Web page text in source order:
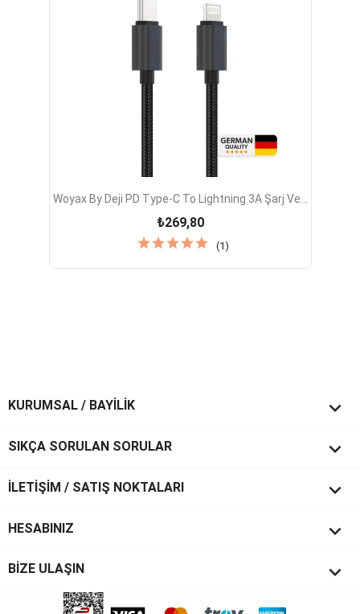
Woyax By Deji PD Type-C To Lightning 3A Şarj Ve...
₺269,80
(1)
KURUMSAL / BAYİLİK 
SIKÇA SORULAN SORULAR 
İLETİŞİM / SATIŞ NOKTALARI 
HESABINIZ 
BİZE ULAŞIN keyboard_arrow_down